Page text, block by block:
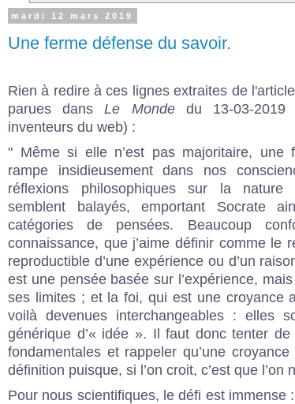
mardi 12 mars 2019
Une ferme défense du savoir.
Rien à redire à ces lignes extraites de
parues dansLe Mondedu 13-03-2019
inventeurs du web) :
" Même si elle n’est pas majoritaire, une
rampe insidieusement dans nos
réflexions philosophiques sur la nature
semblent balayés, emportant Socrate
catégories de pensées. Beaucoup
connaissance, que j’aime définir comme le
reproductible d’une expérience ou d’un
est une pensée basée sur l’expérience,
ses limites ; et la foi, qui est une croyance
voilà devenues interchangeables : elles
générique d’« idée ». Il faut donc tenter
fondamentales et rappeler qu’une
définition puisque, si l’on croit, c’est que l’on
Pour nous scientifiques, le défi est immense